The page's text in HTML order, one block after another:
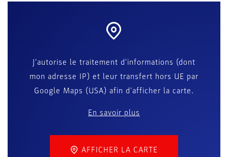
J'autorise le traitement d'informations (dont
mon adresse IP) et leur transfert hors UE par
Google Maps (USA) afin d'afficher la carte.
En savoir plus
AFFICHER LA CARTE